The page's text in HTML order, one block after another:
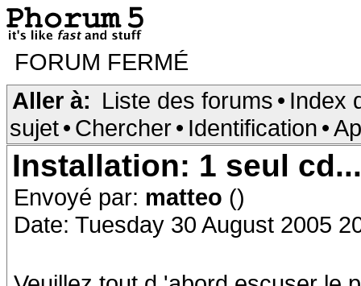
FORUM FERMÉ
Aller à: Liste des forums • Index
sujet• Chercher• Identification •
Installation: 1 seul cd...
Envoyé par: matteo ()
Date: Tuesday 30 August 2005